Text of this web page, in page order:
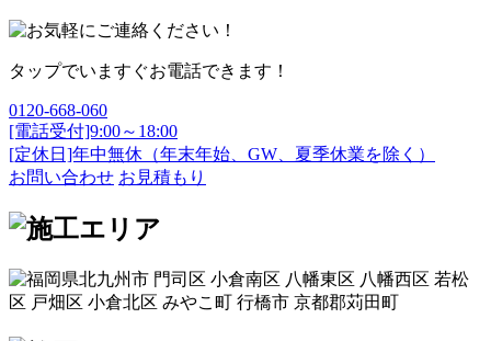
タップでいますぐお電話できます！
0120-668-060
[電話受付]9:00～18:00
[定休日]年中無休（年末年始、GW、夏季休業を除く）
お問い合わせ お見積もり